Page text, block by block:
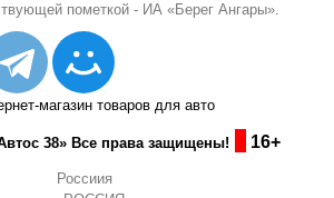
пометкой - ИА «Берег Ангары».
38» Все права защищены! 16+
Россиия